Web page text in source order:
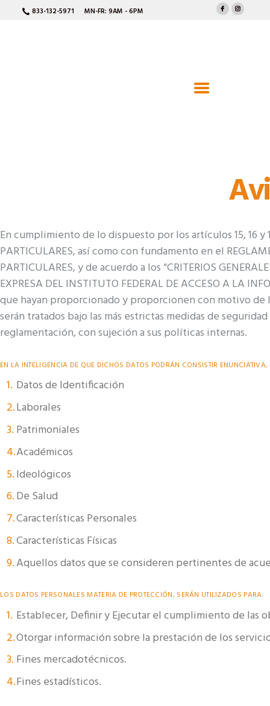
833-132-5971 MN-FR: 9AM - 6PM
INICIO
CONTACTO
En cumplimiento de lo dispuesto por los artículos 15, 16 y
PARTICULARES, así como con fundamento en el
PARTICULARES, y de acuerdo a los “CRITERIOS
EXPRESA DEL INSTITUTO FEDERAL DE ACCESO A LA
que hayan proporcionado y proporcionen con motivo de
serán tratados bajo las más estrictas medidas de
reglamentación, con sujeción a sus políticas internas.
EN LA INTELIGENCIA DE QUE DICHOS DATOS PODRÁN CONSISTIR
Datos de Identificación
Laborales
Patrimoniales
Académicos
Ideológicos
De Salud
Características Personales
Características Físicas
Aquellos datos que se consideren pertinentes de
LOS DATOS PERSONALES MATERIA DE PROTECCIÓN, SERÁN UTILIZADOS PARA:
Establecer, Definir y Ejecutar el cumplimiento de las
Otorgar información sobre la prestación de los
Fines mercadotécnicos.
Fines estadísticos.